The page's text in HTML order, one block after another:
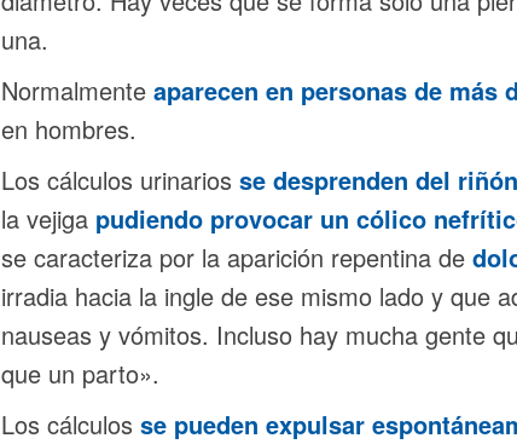
una.
Normalmente aparecen en personas de más
en hombres.
Los cálculos urinarios se desprenden del
la vejiga pudiendo provocar un cólico
se caracteriza por la aparición repentina de
irradia hacia la ingle de ese mismo lado y que
nauseas y vómitos. Incluso hay mucha gente
que un parto».
Los cálculos se pueden expulsar